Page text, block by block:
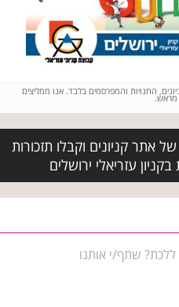
החנויות והמפרסמים בלבד. אנו ממליצים
מראש.
אתר קניונים וקבלו תזכורות
בקניון עזריאלי ירושלים
ללכת? שתף/י אותנו